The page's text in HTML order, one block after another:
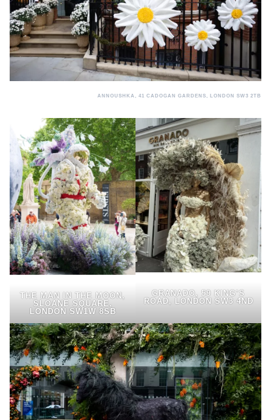
ANNOUSHKA, 41 CADOGAN GARDENS, LONDON SW3 2TB
THE MAN IN THE MOON,
SLOANE SQUARE,
LONDON SW1W 8SB
GRANADO, 59 KING’S
ROAD, LONDON SW3 4ND